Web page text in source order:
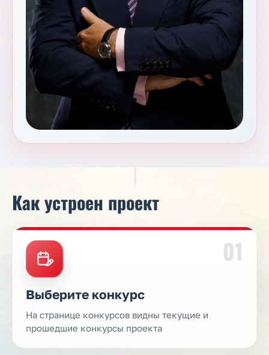
Как устроен проект
01
Выберите конкурс
На странице конкурсов видны текущие и
прошедшие конкурсы проекта